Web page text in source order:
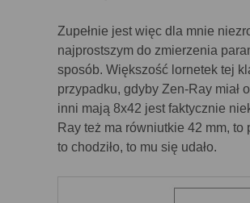
Zupełnie jest więc dla mnie
najprostszym do zmierzenia
sposób. Większość lornetek tej
przypadku, gdyby Zen-Ray miał
inni mają 8x42 jest faktycznie
Ray też ma równiutkie 42 mm,
to chodziło, to mu się udało.